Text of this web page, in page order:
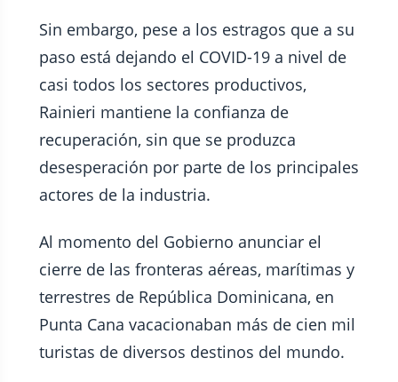
Sin embargo, pese a los estragos que a su
paso está dejando el COVID-19 a nivel de
casi todos los sectores productivos,
Rainieri mantiene la confianza de
recuperación, sin que se produzca
desesperación por parte de los principales
actores de la industria.
Al momento del Gobierno anunciar el
cierre de las fronteras aéreas, marítimas y
terrestres de República Dominicana, en
Punta Cana vacacionaban más de cien mil
turistas de diversos destinos del mundo.